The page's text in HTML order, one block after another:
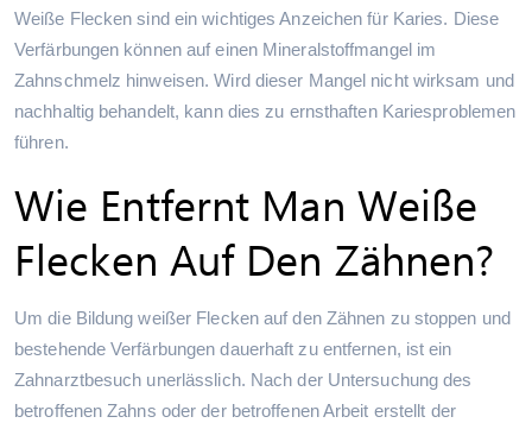
Weiße Flecken sind ein wichtiges Anzeichen für Karies. Diese
Verfärbungen können auf einen Mineralstoffmangel im
Zahnschmelz hinweisen. Wird dieser Mangel nicht wirksam und
nachhaltig behandelt, kann dies zu ernsthaften Kariesproblemen
führen.
Wie Entfernt Man Weiße
Flecken Auf Den Zähnen?
Um die Bildung weißer Flecken auf den Zähnen zu stoppen und
bestehende Verfärbungen dauerhaft zu entfernen, ist ein
Zahnarztbesuch unerlässlich. Nach der Untersuchung des
betroffenen Zahns oder der betroffenen Arbeit erstellt der